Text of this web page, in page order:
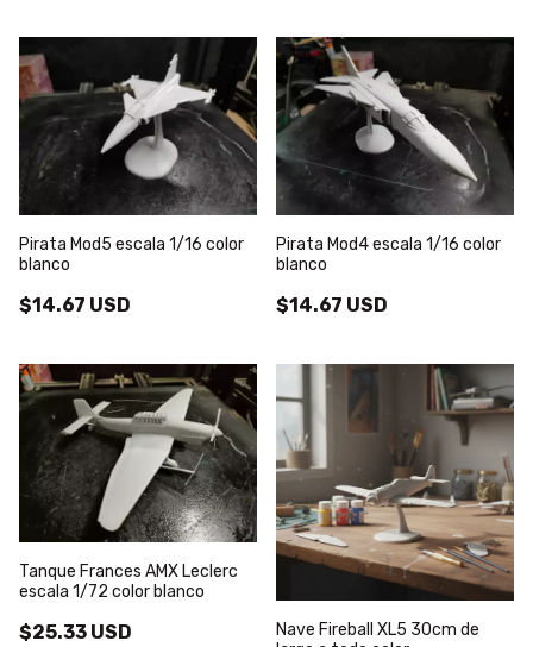
Pirata Mod5 escala 1/16 color
blanco
$14.67 USD
Pirata Mod4 escala 1/16 color
blanco
$14.67 USD
Tanque Frances AMX Leclerc
escala 1/72 color blanco
$25.33 USD
Nave Fireball XL5 30cm de